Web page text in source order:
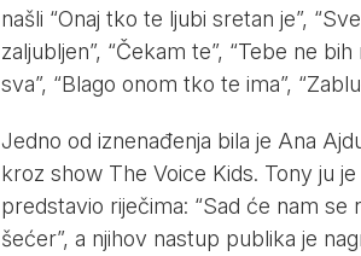
našli “Onaj tko te ljubi sretan je”,
zaljubljen”, “Čekam te”, “Tebe ne
sva”, “Blago onom tko te ima”,
Jedno od iznenađenja bila je Ana
kroz show The Voice Kids. Tony ju
predstavio riječima: “Sad će nam
šećer”, a njihov nastup publika je